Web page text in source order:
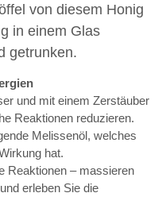
von diesem Honig
in einem Glas
getrunken.
und mit einem Zerstäuber
Reaktionen reduzieren.
Melissenöl, welches
hat.
Reaktionen – massieren
erleben Sie die